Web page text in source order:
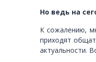
Но ведь на
К сожалению,
приходят
актуальности.